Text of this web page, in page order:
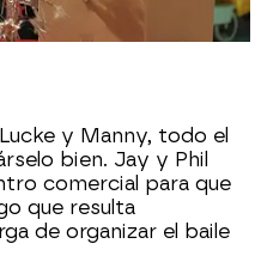
y Manny, todo el
bien. Jay y Phil
comercial para que
que resulta
de organizar el baile